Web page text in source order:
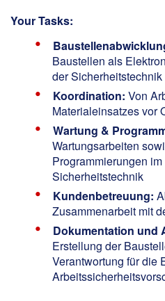
Your Tasks:
Baustellen als
der Sicherheitstechnik
Koordination: Von
Materialeinsatzes vor
Wartung &
Wartungsarbeiten
Programmierungen
Sicherheitstechnik
Kundenbetreuung:
Zusammenarbeit mit
Dokumentation und
Erstellung der
Verantwortung für die